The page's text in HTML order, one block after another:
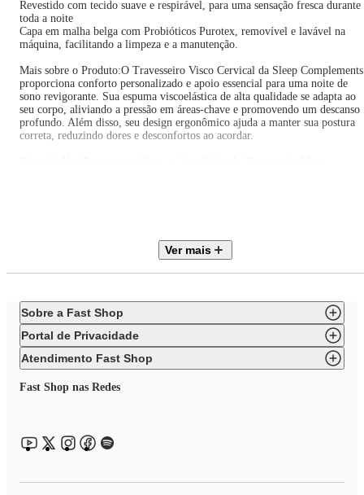
Revestido com tecido suave e respirável, para uma sensação fresca durante
toda a noite
Capa em malha belga com Probióticos Purotex, removível e lavável na
máquina, facilitando a limpeza e a manutenção.
Mais sobre o Produto:O Travesseiro Visco Cervical da Sleep Complements
proporciona conforto personalizado e apoio essencial para uma noite de
sono revigorante. Sua espuma viscoelástica de alta qualidade se adapta ao
seu corpo, aliviando a pressão em áreas-chave e promovendo um descanso
profundo. Além disso, seu design ergonômico ajuda a manter sua postura
correta, reduzindo dores e desconfortos ao acordar.
Material: Espuma viscoelástica premium
Ver mais
Sobre a Fast Shop
Portal de Privacidade
Atendimento Fast Shop
Fast Shop nas Redes